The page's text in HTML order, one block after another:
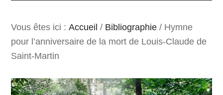
Vous êtes ici :Accueil / Bibliographie / Hymne
pour l’anniversaire de la mort de Louis-Claude de
Saint-Martin